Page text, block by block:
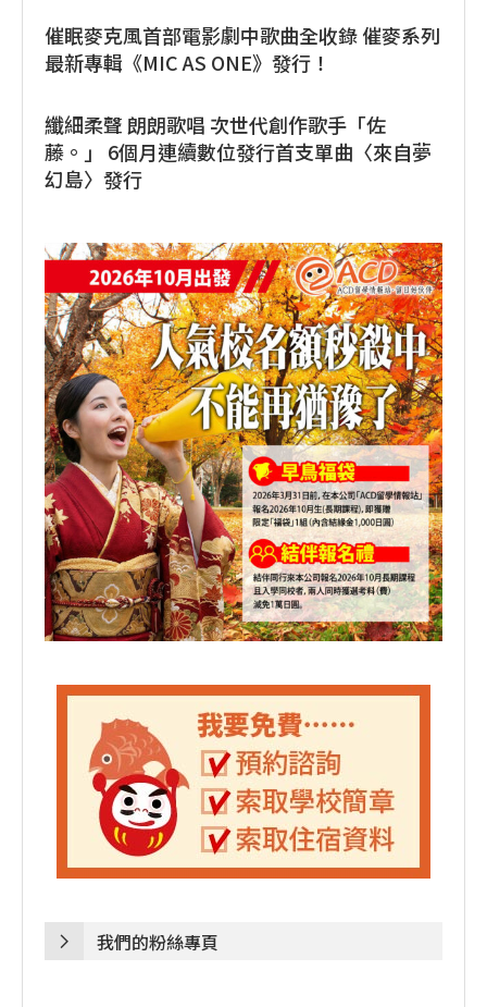
催眠麥克風首部電影劇中歌曲全收錄 催麥系列
最新專輯《MIC AS ONE》發行！
纖細柔聲 朗朗歌唱 次世代創作歌手「佐
藤。」 6個月連續數位發行首支單曲〈來自夢
幻島〉發行
我們的粉絲專頁